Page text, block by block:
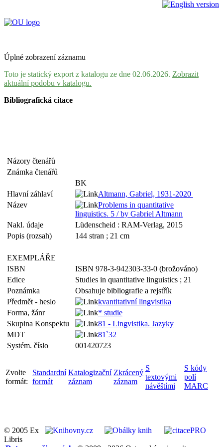
Úplné zobrazení záznamu
Toto je statický export z katalogu ze dne 02.06.2026. Zobrazit
aktuální podobu v katalogu.
Bibliografická citace
Názory čtenářů
Známka čtenářů
BK
Hlavní záhlaví
Altmann, Gabriel, 1931-2020
Název
Problems in quantitative
linguistics. 5 / by Gabriel Altmann
Nakl. údaje
Lüdenscheid : RAM-Verlag, 2015
Popis (rozsah)
144 stran ; 21 cm
EXEMPLÁŘE
ISBN
ISBN 978-3-942303-33-0 (brožováno)
Edice
Studies in quantitative linguistics ; 21
Poznámka
Obsahuje bibliografie a rejstřík
Předmět - heslo
kvantitativní lingvistika
Forma, žánr
* studie
Skupina Konspektu
81 - Lingvistika. Jazyky
MDT
81`32
Systém. číslo
001420723
Zvolte
formát:
Standardní
formát
Katalogizační
záznam
Zkrácený
záznam
S
textovými
návěštími
S kódy
polí
MARC
© 2005 Ex
Libris